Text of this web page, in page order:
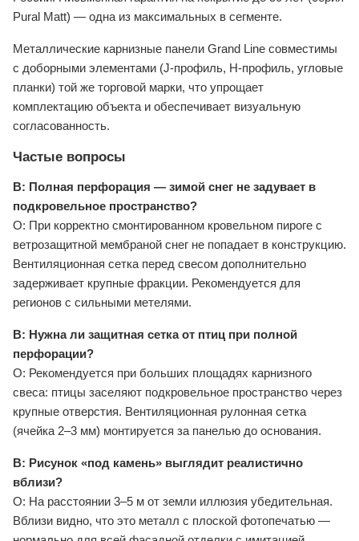
Pural Matt) — одна из максимальных в сегменте.
Металлические карнизные панели Grand Line совместимы
с доборными элементами (J-профиль, H-профиль, угловые
планки) той же торговой марки, что упрощает
комплектацию объекта и обеспечивает визуальную
согласованность.
Частые вопросы
В: Полная перфорация — зимой снег не задувает в
подкровельное пространство?
О: При корректно смонтированном кровельном пироге с
ветрозащитной мембраной снег не попадает в конструкцию.
Вентиляционная сетка перед свесом дополнительно
задерживает крупные фракции. Рекомендуется для
регионов с сильными метелями.
В: Нужна ли защитная сетка от птиц при полной
перфорации?
О: Рекомендуется при больших площадях карнизного
свеса: птицы заселяют подкровельное пространство через
крупные отверстия. Вентиляционная рулонная сетка
(ячейка 2–3 мм) монтируется за панелью до основания.
В: Рисунок «под камень» выглядит реалистично
вблизи?
О: На расстоянии 3–5 м от земли иллюзия убедительная.
Вблизи видно, что это металл с плоской фотопечатью —